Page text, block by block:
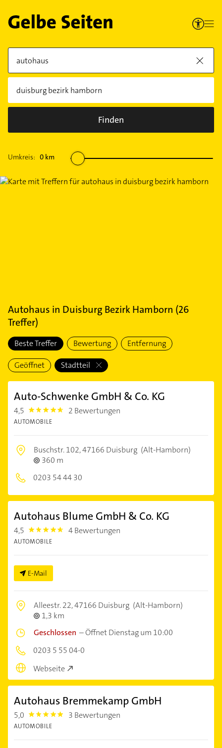
Finden
Umkreis: 0 km
Autohaus in Duisburg Bezirk Hamborn (26
Treffer)
Beste Treffer Bewertung Entfernung
Geöffnet Stadtteil
Auto-Schwenke GmbH & Co. KG
4,5 4.5 2 Bewertungen
AUTOMOBILE
Buschstr. 102,47166 Duisburg (Alt-Hamborn)
360 m
0203 54 44 30
Autohaus Blume GmbH & Co. KG
4,5 4.5 4 Bewertungen
AUTOMOBILE
E-Mail
Alleestr. 22,47166 Duisburg (Alt-Hamborn)
1,3 km
Geschlossen –Öffnet Dienstag um 10:00
0203 5 55 04-0
Webseite
Autohaus Bremmekamp GmbH
5,0 5.0 3 Bewertungen
AUTOMOBILE